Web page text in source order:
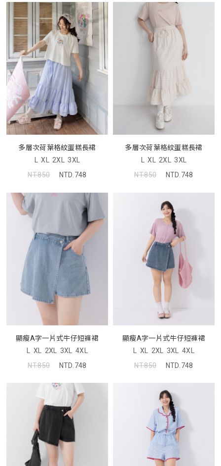
多層次荷葉格紋蛋糕長裙
L XL 2XL 3XL
NT.850
NTD.748
多層次荷葉格紋蛋糕長裙
L XL 2XL 3XL
NT.850
NTD.748
顯瘦A字一片式牛仔短褲裙
L XL 2XL 3XL 4XL
NT.850
NTD.748
顯瘦A字一片式牛仔短褲裙
L XL 2XL 3XL 4XL
NT.850
NTD.748